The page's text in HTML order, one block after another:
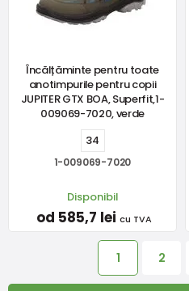
Încălțăminte pentru toate
anotimpurile pentru copii
JUPITER GTX BOA, Superfit,1-
009069-7020, verde
34
1-009069-7020
Disponibil
od 585,7 lei cu TVA
1 2